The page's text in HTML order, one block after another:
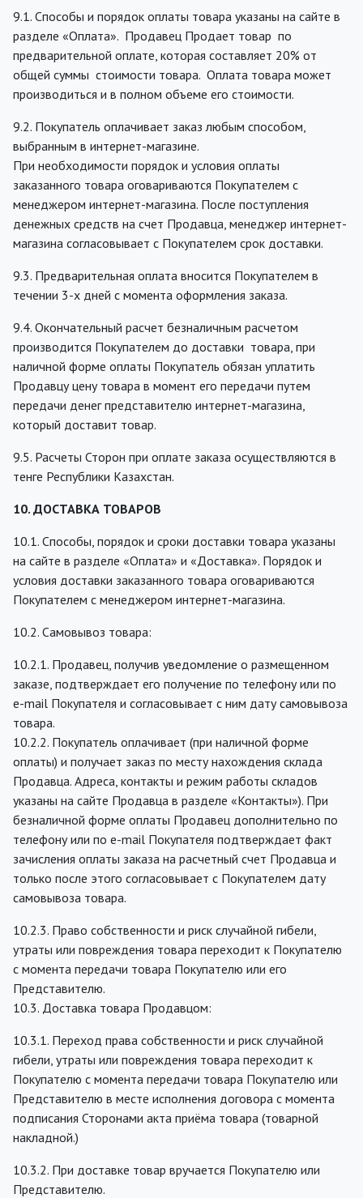
9.1. Способы и порядок оплаты товара указаны на сайте в
разделе «Оплата». Продавец Продает товар по
предварительной оплате, которая составляет 20% от
общей суммы стоимости товара. Оплата товара может
производиться и в полном объеме его стоимости.
9.2. Покупатель оплачивает заказ любым способом,
выбранным в интернет-магазине.
При необходимости порядок и условия оплаты
заказанного товара оговариваются Покупателем с
менеджером интернет-магазина. После поступления
денежных средств на счет Продавца, менеджер интернет-
магазина согласовывает с Покупателем срок доставки.
9.3. Предварительная оплата вносится Покупателем в
течении 3-х дней с момента оформления заказа.
9.4. Окончательный расчет безналичным расчетом
производится Покупателем до доставки товара, при
наличной форме оплаты Покупатель обязан уплатить
Продавцу цену товара в момент его передачи путем
передачи денег представителю интернет-магазина,
который доставит товар.
9.5. Расчеты Сторон при оплате заказа осуществляются в
тенге Республики Казахстан.
10. ДОСТАВКА ТОВАРОВ
10.1. Способы, порядок и сроки доставки товара указаны
на сайте в разделе «Оплата» и «Доставка». Порядок и
условия доставки заказанного товара оговариваются
Покупателем с менеджером интернет-магазина.
10.2. Самовывоз товара:
10.2.1. Продавец, получив уведомление о размещенном
заказе, подтверждает его получение по телефону или по
e-mail Покупателя и согласовывает с ним дату самовывоза
товара.
10.2.2. Покупатель оплачивает (при наличной форме
оплаты) и получает заказ по месту нахождения склада
Продавца. Адреса, контакты и режим работы складов
указаны на сайте Продавца в разделе «Контакты»). При
безналичной форме оплаты Продавец дополнительно по
телефону или по e-mail Покупателя подтверждает факт
зачисления оплаты заказа на расчетный счет Продавца и
только после этого согласовывает с Покупателем дату
самовывоза товара.
10.2.3. Право собственности и риск случайной гибели,
утраты или повреждения товара переходит к Покупателю
с момента передачи товара Покупателю или его
Представителю.
10.3. Доставка товара Продавцом:
10.3.1. Переход права собственности и риск случайной
гибели, утраты или повреждения товара переходит к
Покупателю с момента передачи товара Покупателю или
Представителю в месте исполнения договора с момента
подписания Сторонами акта приёма товара (товарной
накладной.)
10.3.2. При доставке товар вручается Покупателю или
Представителю.